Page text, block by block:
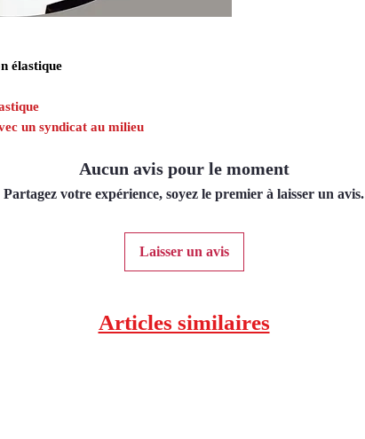
élastique
un syndicat au milieu
Aucun avis pour le moment
Partagez votre expérience, soyez le premier à laisser un avis.
Laisser un avis
Articles similaires